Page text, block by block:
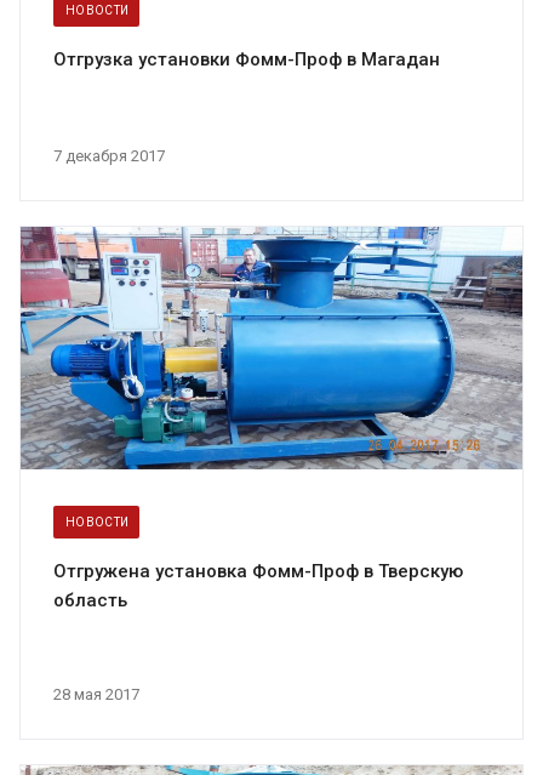
7 декабря 2017
НОВОСТИ
Отгрузка установки Фомм-Проф в Магадан
28 мая 2017
НОВОСТИ
Отгружена установка Фомм-Проф в Тверскую
область